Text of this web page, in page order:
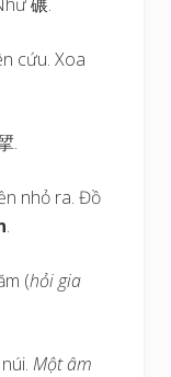
cứu. Xoa
.
nhỏ ra. Đồ
.
(hỏi gia
Một âm